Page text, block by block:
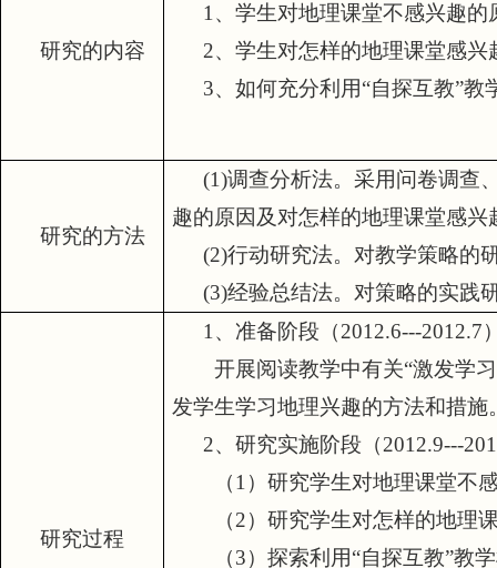
研究的内容
1 、学生对地理课堂不感兴趣的
2、学生对怎样的地理课堂感兴
3、如何充分利用“自探互教”教
研究的方法
(1)调查分析法。采用问卷调查
趣的原因及对怎样的地理课堂感兴
(2)行动研究法。对教学策略的
(3)经验总结法。对策略的实践
研究过程
1 、准备阶段（2012.6---2012.7
开展阅读教学中有关“激发学
发学生学习地理兴趣的方法和措施
2、研究实施阶段（2012.9---
（1 ）研究学生对地理课堂不
（2）研究学生对怎样的地理
（3）探索利用“自探互教”教